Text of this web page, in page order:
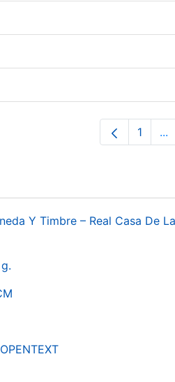
Página
1 ...
Y Timbre – Real Casa De